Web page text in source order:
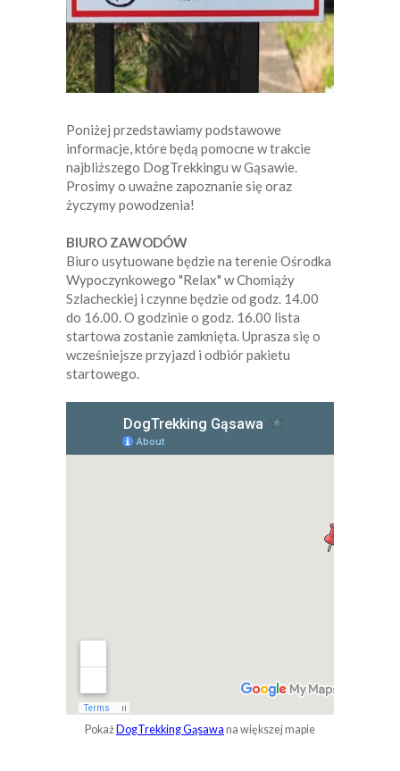
Poniżej przedstawiamy podstawowe
informacje, które będą pomocne w trakcie
najbliższego DogTrekkingu w Gąsawie.
Prosimy o uważne zapoznanie się oraz
życzymy powodzenia!
BIURO ZAWODÓW
Biuro usytuowane będzie na terenie Ośrodka
Wypoczynkowego "Relax" w Chomiąży
Szlacheckiej i czynne będzie od godz. 14.00
do 16.00. O godzinie o godz. 16.00 lista
startowa zostanie zamknięta. Uprasza się o
wcześniejsze przyjazd i odbiór pakietu
startowego.
Pokaż DogTrekking Gąsawa na większej mapie